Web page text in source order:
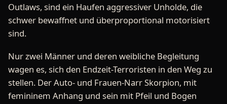
Outlaws, sind ein Haufen aggressiver Unholde, die
schwer bewaffnet und überproportional motorisiert
sind.
Nur zwei Männer und deren weibliche Begleitung
wagen es, sich den Endzeit-Terroristen in den Weg zu
stellen. Der Auto- und Frauen-Narr Skorpion, mit
femininem Anhang und sein mit Pfeil und Bogen